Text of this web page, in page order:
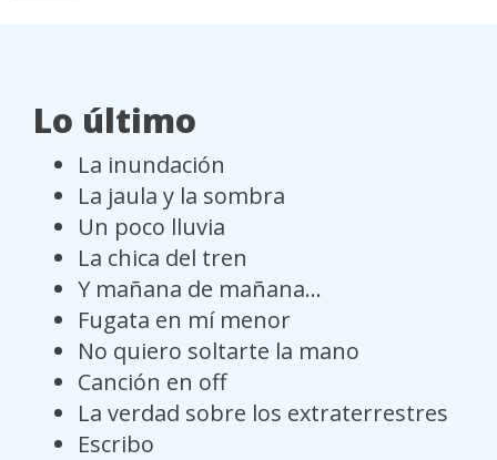
Lo último
La inundación
La jaula y la sombra
Un poco lluvia
La chica del tren
Y mañana de mañana...
Fugata en mí menor
No quiero soltarte la mano
Canción en off
La verdad sobre los extraterrestres
Escribo